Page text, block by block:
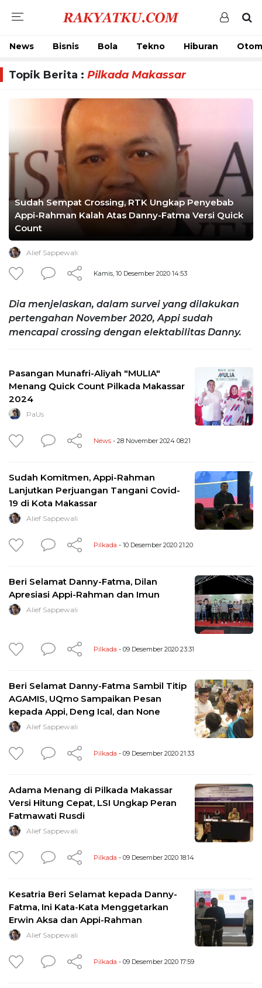
News Bisnis Bola Tekno Hiburan
Topik Berita : Pilkada Makassar
Sudah Sempat Crossing, RTK Ungkap Penyebab
Appi-Rahman Kalah Atas Danny-Fatma Versi Quick
Count
Alief Sappewali
Kamis, 10 Desember 2020 14:53
Dia menjelaskan, dalam survei yang dilakukan
pertengahan November 2020, Appi sudah
mencapai crossing dengan elektabilitas Danny.
Pasangan Munafri-Aliyah "MULIA"
Menang Quick Count Pilkada Makassar
2024
PaUs
News - 28 November 2024 08:21
Sudah Komitmen, Appi-Rahman
Lanjutkan Perjuangan Tangani Covid-
19 di Kota Makassar
Alief Sappewali
Pilkada - 10 Desember 2020 21:20
Beri Selamat Danny-Fatma, Dilan
Apresiasi Appi-Rahman dan Imun
Alief Sappewali
Pilkada - 09 Desember 2020 23:31
Beri Selamat Danny-Fatma Sambil Titip
AGAMIS, UQmo Sampaikan Pesan
kepada Appi, Deng Ical, dan None
Alief Sappewali
Pilkada - 09 Desember 2020 21:33
Adama Menang di Pilkada Makassar
Versi Hitung Cepat, LSI Ungkap Peran
Fatmawati Rusdi
Alief Sappewali
Pilkada - 09 Desember 2020 18:14
Kesatria Beri Selamat kepada Danny-
Fatma, Ini Kata-Kata Menggetarkan
Erwin Aksa dan Appi-Rahman
Alief Sappewali
Pilkada - 09 Desember 2020 17:59